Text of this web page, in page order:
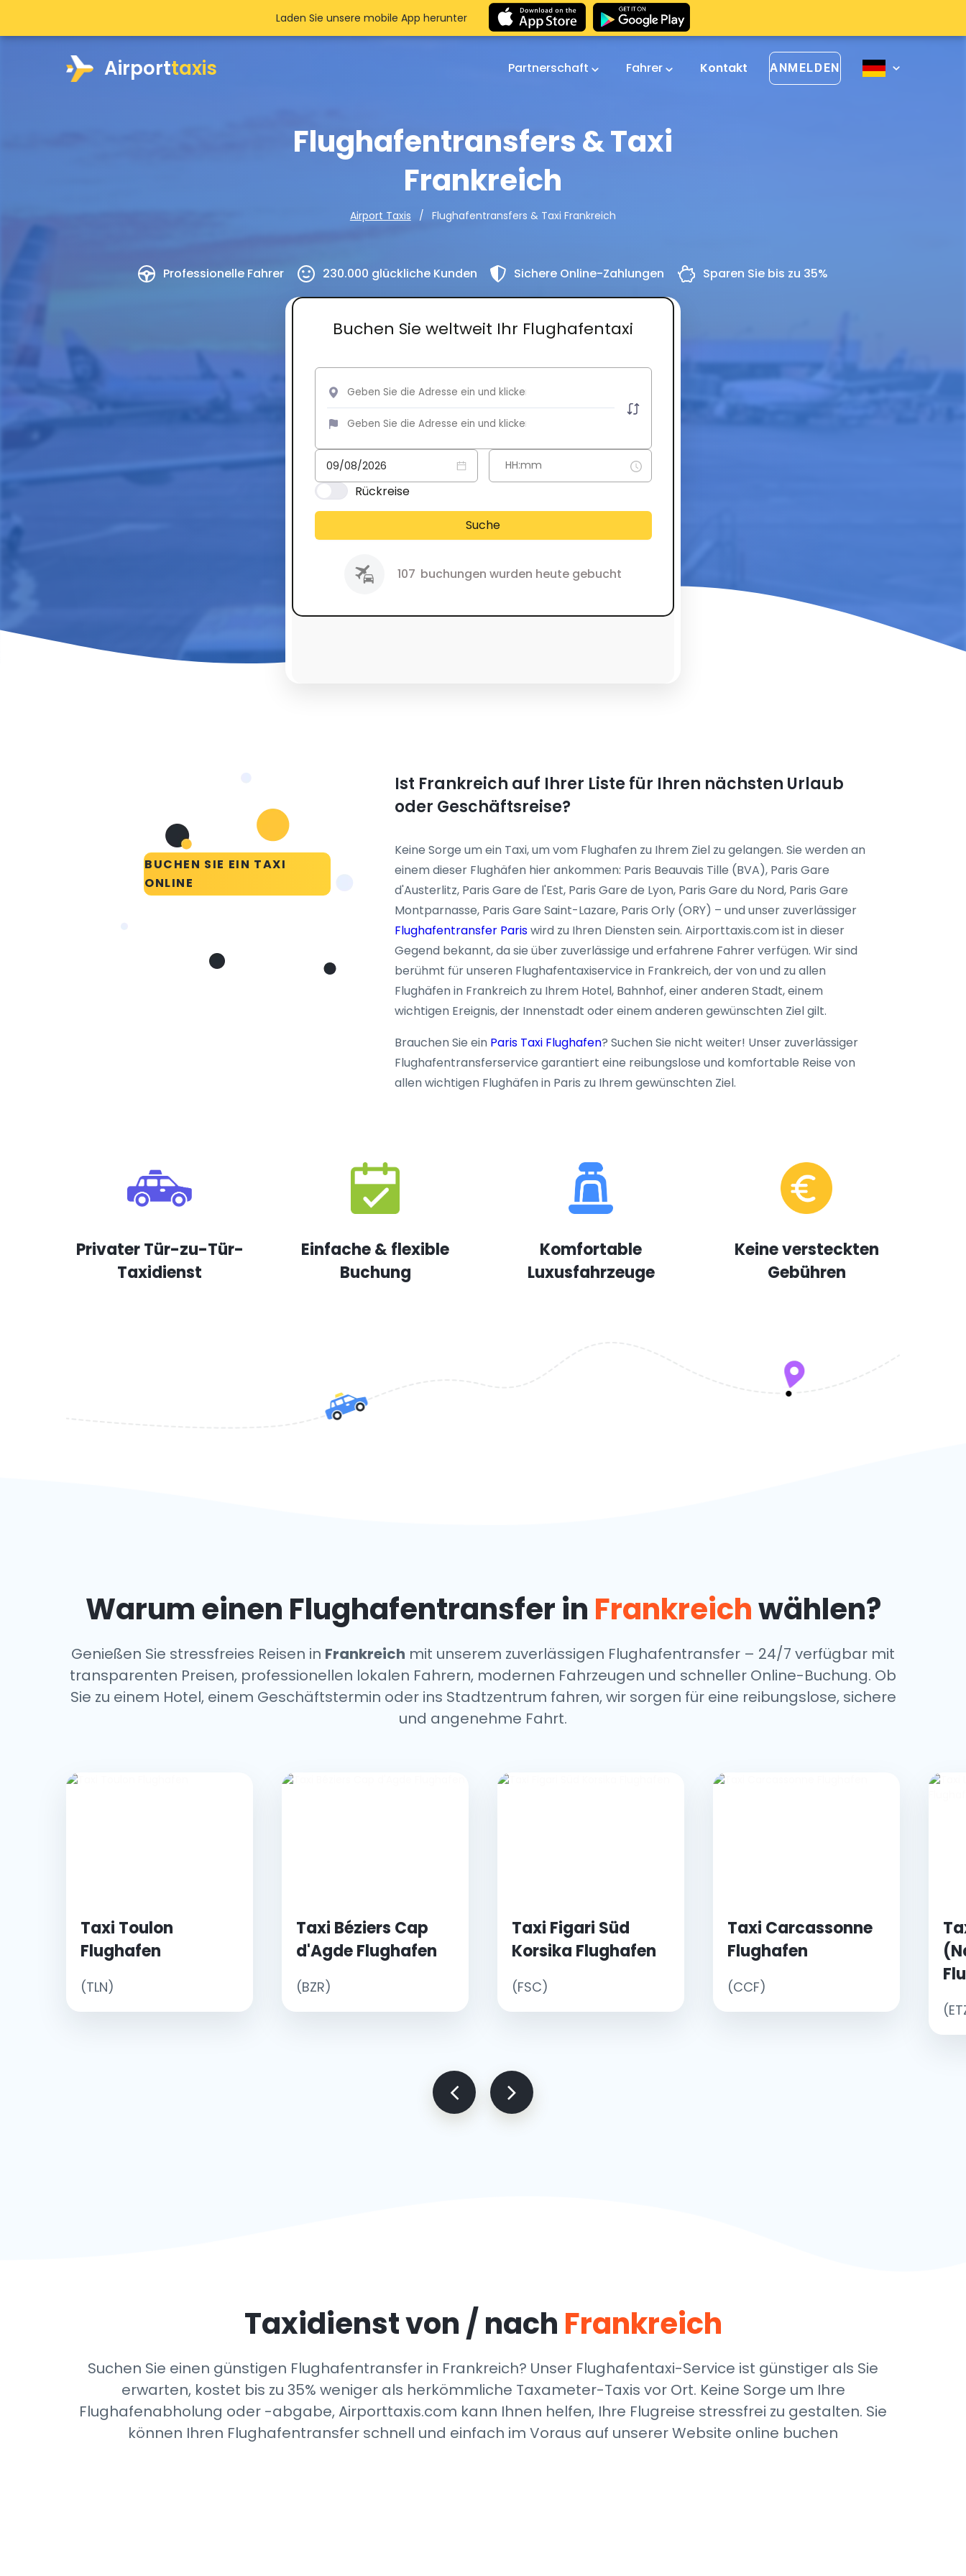
Airporttaxis Partnerschaft Fahrer Kontakt ANMELDEN
Flughafentransfers & Taxi
Frankreich
Airport Taxis Flughafentransfers & Taxi Frankreich
Professionelle Fahrer 230.000 glückliche Kunden Sichere Online-Zahlungen Sparen Sie bis zu 35%
Buchen Sie weltweit Ihr Flughafentaxi
Rückreise
Suche
107 buchungen wurden heute gebucht
Laden Sie unsere mobile App herunter
BUCHEN SIE EIN TAXI
ONLINE
Ist Frankreich auf Ihrer Liste für Ihren nächsten Urlaub
oder Geschäftsreise?
Keine Sorge um ein Taxi, um vom Flughafen zu Ihrem Ziel zu gelangen. Sie werden an
einem dieser Flughäfen hier ankommen: Paris Beauvais Tille (BVA), Paris Gare
d'Austerlitz, Paris Gare de l'Est, Paris Gare de Lyon, Paris Gare du Nord, Paris Gare
Montparnasse, Paris Gare Saint-Lazare, Paris Orly (ORY) – und unser zuverlässiger
Flughafentransfer Pariswird zu Ihren Diensten sein. Airporttaxis.com ist in dieser
Gegend bekannt, da sie über zuverlässige und erfahrene Fahrer verfügen. Wir sind
berühmt für unseren Flughafentaxiservice in Frankreich, der von und zu allen
Flughäfen in Frankreich zu Ihrem Hotel, Bahnhof, einer anderen Stadt, einem
wichtigen Ereignis, der Innenstadt oder einem anderen gewünschten Ziel gilt.
Brauchen Sie ein Paris Taxi Flughafen? Suchen Sie nicht weiter! Unser zuverlässiger
Flughafentransferservice garantiert eine reibungslose und komfortable Reise von
allen wichtigen Flughäfen in Paris zu Ihrem gewünschten Ziel.
Privater Tür-zu-Tür-
Taxidienst
Einfache & flexible
Buchung
Komfortable
Luxusfahrzeuge
Keine versteckten
Gebühren
Warum einen Flughafentransfer in Frankreichwählen?
Genießen Sie stressfreies Reisen in Frankreich mit unserem zuverlässigen Flughafentransfer – 24/7 verfügbar mit
transparenten Preisen, professionellen lokalen Fahrern, modernen Fahrzeugen und schneller Online-Buchung. Ob
Sie zu einem Hotel, einem Geschäftstermin oder ins Stadtzentrum fahren, wir sorgen für eine reibungslose, sichere
und angenehme Fahrt.
Taxi Toulon
Flughafen
(TLN)
Taxi Béziers Cap
d'Agde Flughafen
(BZR)
Taxi Figari Süd
Korsika Flughafen
(FSC)
Taxi Carcassonne
Flughafen
(CCF)
Taxidienst von / nach Frankreich
Suchen Sie einen günstigen Flughafentransfer in Frankreich? Unser Flughafentaxi-Service ist günstiger als Sie
erwarten, kostet bis zu 35% weniger als herkömmliche Taxameter-Taxis vor Ort. Keine Sorge um Ihre
Flughafenabholung oder -abgabe, Airporttaxis.com kann Ihnen helfen, Ihre Flugreise stressfrei zu gestalten. Sie
können Ihren Flughafentransfer schnell und einfach im Voraus auf unserer Website online buchen